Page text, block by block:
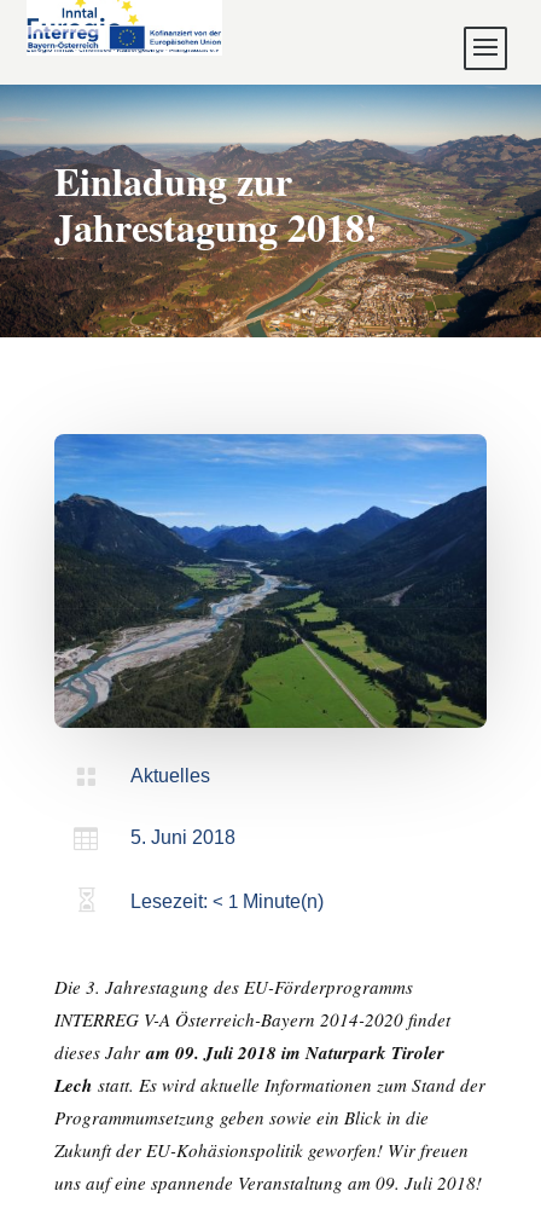
Einladung zur
Jahrestagung 2018!
 Aktuelles
 5. Juni 2018
 Lesezeit: < 1 Minute(n)
Die 3. Jahrestagung des EU-Förderprogramms
INTERREG V-A Österreich-Bayern 2014-2020 findet
dieses Jahram 09. Juli 2018 im Naturpark Tiroler
Lechstatt. Es wird aktuelle Informationen zum Stand der
Programmumsetzung geben sowie ein Blick in die
Zukunft der EU-Kohäsionspolitik geworfen! Wir freuen
uns auf eine spannende Veranstaltung am 09. Juli 2018!